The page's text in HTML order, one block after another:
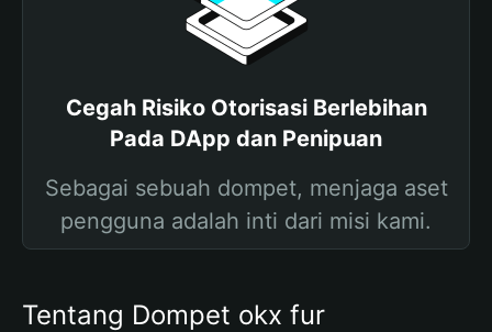
Cegah Risiko Otorisasi Berlebihan
Pada DApp dan Penipuan
Sebagai sebuah dompet, menjaga aset
pengguna adalah inti dari misi kami.
Tentang Dompet okx fur